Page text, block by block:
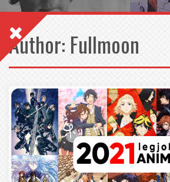
Author: Fullmoon